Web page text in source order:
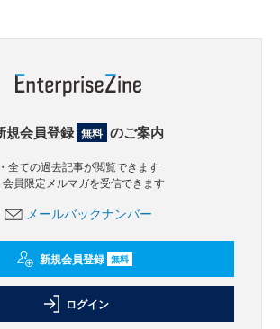
規会員登録 無料 のご案内
・全ての過去記事が閲覧できます
会員限定メルマガを受信できます
メールバックナンバー
新規会員登録 無料
ログイン